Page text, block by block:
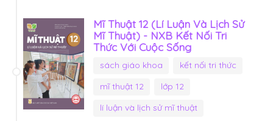
Mĩ Thuật 12 (Lí Luận Và Lịch Sử
Mĩ Thuật) - NXB Kết Nối Tri
Thức Với Cuộc Sống
sách giáo khoa
kết nối tri thức
mĩ thuật 12
lớp 12
lí luận và lịch sử mĩ thuật